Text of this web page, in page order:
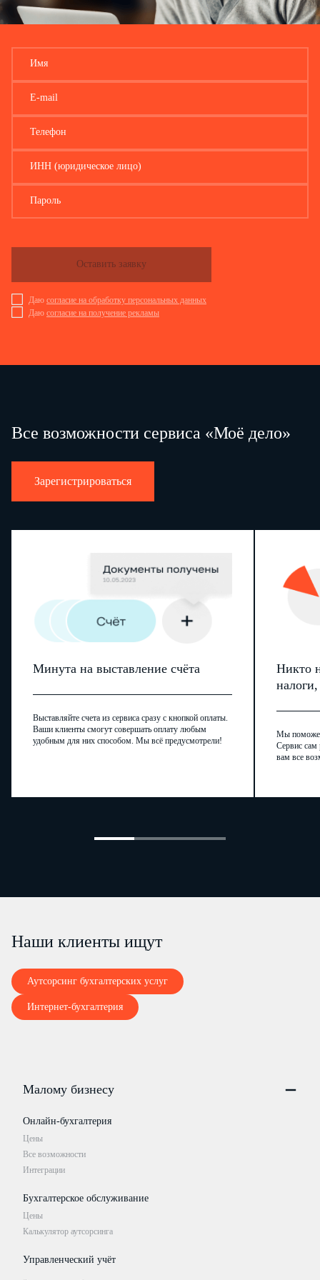
Имя
E-mail
Телефон
ИНН (юридическое лицо)
Пароль
Даю согласие на обработку персональных данных
Даю согласие на получение рекламы
Оставить заявку
Все возможности сервиса «Моё дело»
Зарегистрироваться
Минута на выставление счёта
Выставляйте счета из сервиса сразу с кнопкой оплаты.
Ваши клиенты смогут совершать оплату любым
удобным для них способом. Мы всё предусмотрели!
Никто
Мы
Сервис сам
вам все
Наши клиенты ищут
Аутсорсинг бухгалтерских услуг
Интернет-бухгалтерия
Малому бизнесу
Онлайн-бухгалтерия
Цены
Все возможности
Интеграции
Бухгалтерское обслуживание
Цены
Калькулятор аутсорсинга
Управленческий учёт